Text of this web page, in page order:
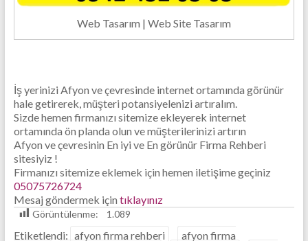
Web Tasarım | Web Site Tasarım
İş yerinizi Afyon ve çevresinde internet ortamında görünür
hale getirerek, müşteri potansiyelenizi artıralım.
Sizde hemen firmanızı sitemize ekleyerek internet
ortamında ön planda olun ve müşterilerinizi artırın
Afyon ve çevresinin En iyi ve En görünür Firma Rehberi
sitesiyiz !
Firmanızı sitemize eklemek için hemen iletişime geçiniz
05075726724
Mesaj göndermek için tıklayınız
Görüntülenme: 1.089
Etiketlendi: afyon firma rehberi afyon firma